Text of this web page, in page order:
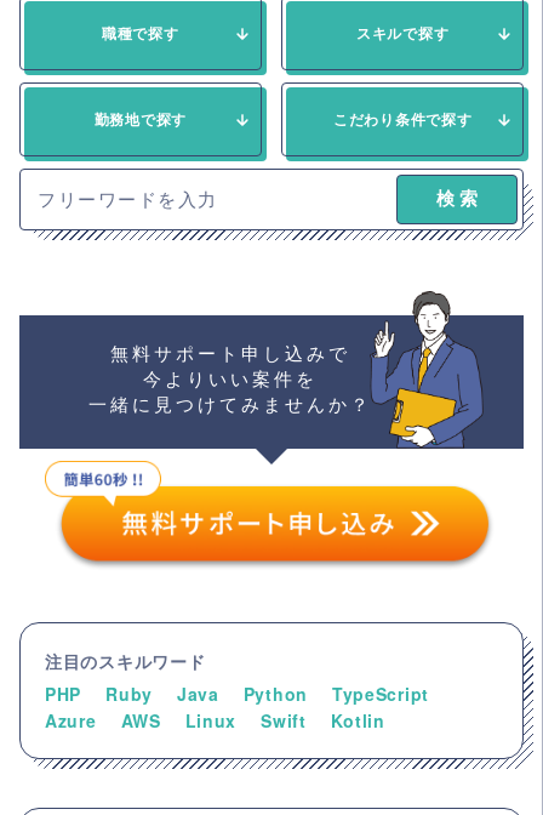
職種で探す スキルで探す
勤務地で探す こだわり条件で探す
無料サポート申し込みで
今よりいい案件を
一緒に見つけてみませんか？
注目のスキルワード
PHP
Ruby Java Python
TypeScript
Azure
AWS Linux Swift Kotlin